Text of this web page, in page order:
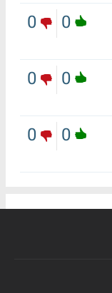
0
0
0
0
0
0